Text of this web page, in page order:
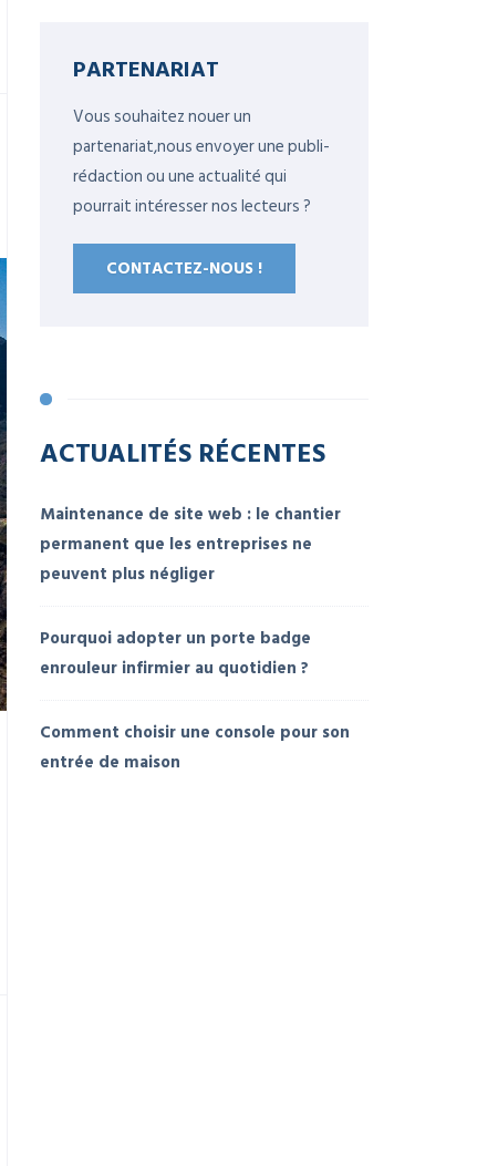
PARTENARIAT
Vous souhaitez nouer un
partenariat,nous envoyer une publi-
rédaction ou une actualité qui
pourrait intéresser nos lecteurs ?
CONTACTEZ-NOUS !
ACTUALITÉS RÉCENTES
Maintenance de site web : le chantier
permanent que les entreprises ne
peuvent plus négliger
Pourquoi adopter un porte badge
enrouleur infirmier au quotidien ?
Comment choisir une console pour son
entrée de maison